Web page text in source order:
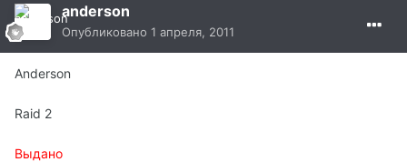
anderson
Опубликовано 1 апреля, 2011
Anderson
Raid 2
Выдано